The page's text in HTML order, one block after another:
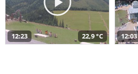
12:23 22,9 °C 12:03